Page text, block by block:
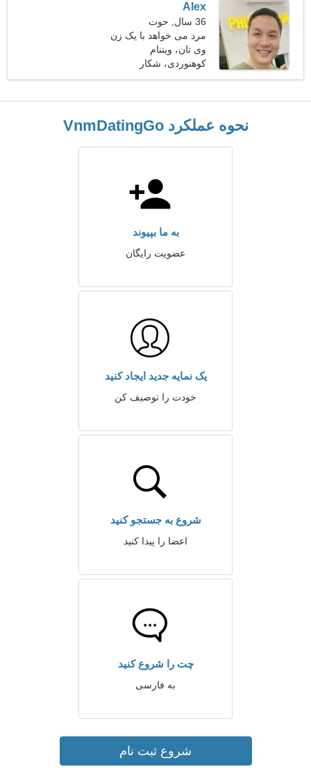
Alex
36 سال, حوت
مرد می خواهد با یک زن
ملاقات کند 29-34
وی تان، ویتنام
کوهنوردی، شکار
نحوه عملکرد VnmDatingGo
به ما بپیوند
عضویت رایگان
یک نمایه جدید ایجاد کنید
خودت را توصیف کن
شروع به جستجو کنید
اعضا را پیدا کنید
چت را شروع کنید
به فارسی
شروع ثبت نام